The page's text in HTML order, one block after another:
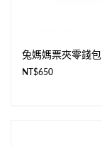
兔媽媽票夾零錢包
NT$650